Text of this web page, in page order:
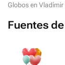
Globos en Vladímir
Fuentes